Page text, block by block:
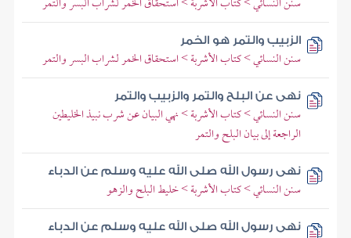
الزبيب والتمر هو الخمر
سنن النسائي > كتاب الأشربة > استحقاق الخمر لشراب البسر والتمر
نهى عن البلح والتمر والزبيب والتمر
سنن النسائي > كتاب الأشربة > نهي البيان عن شرب نبيذ الخليطين
الراجعة إلى بيان البلح والتمر
نهى رسول الله صلى الله عليه وسلم عن الدباء
سنن النسائي > كتاب الأشربة > خليط البلح والزهو
نهى رسول الله صلى الله عليه وسلم عن الدباء